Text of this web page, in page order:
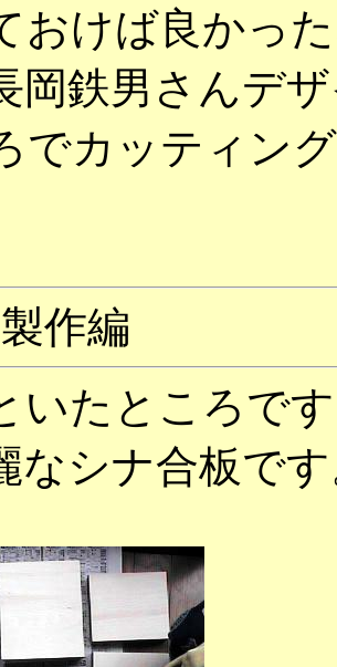
おけば良かっ
岡鉄男さんデ
でカッティン
作編
いたところで
なシナ合板で